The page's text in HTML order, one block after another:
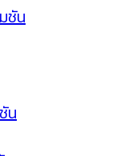
ชัน
น